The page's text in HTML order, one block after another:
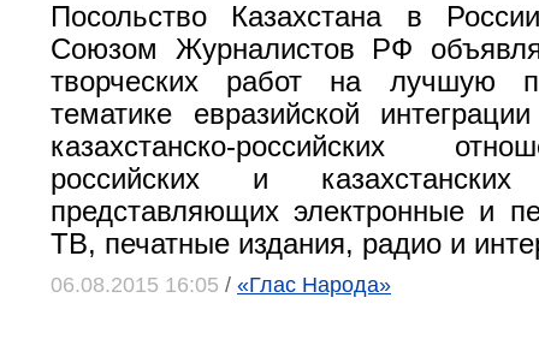
Посольство Казахстана в
Союзом Журналистов РФ
творческих работ на лучшую
тематике евразийской
казахстанско-российских
российских и казахстанских
представляющих электронные и
ТВ, печатные издания, радио и
06.08.2015 16:05 / «Глас Народа»